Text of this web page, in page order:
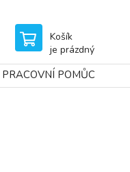
Košík
je prázdný
POMŮCKY